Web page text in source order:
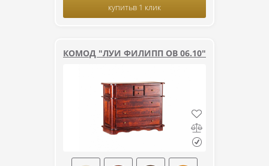
купитьв 1 клик
КОМОД "ЛУИ ФИЛИПП ОВ 06.10"